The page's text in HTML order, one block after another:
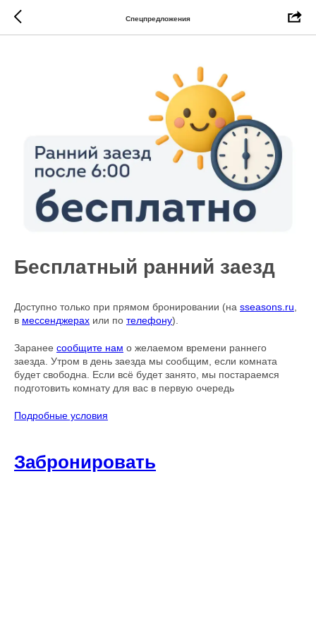
Спецпредложения
Бесплатный ранний заезд
Доступно только при прямом бронировании (на sseasons.ru
в мессенджерах или по телефону).
Заранее сообщите нам о желаемом времени раннего
заезда. Утром в день заезда мы сообщим, если комната
будет свободна. Если всё будет занято, мы постараемся
подготовить комнату для вас в первую очередь
Подробные условия
Забронировать